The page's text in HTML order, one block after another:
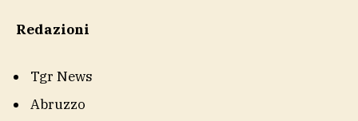
Redazioni
Tgr News
Abruzzo